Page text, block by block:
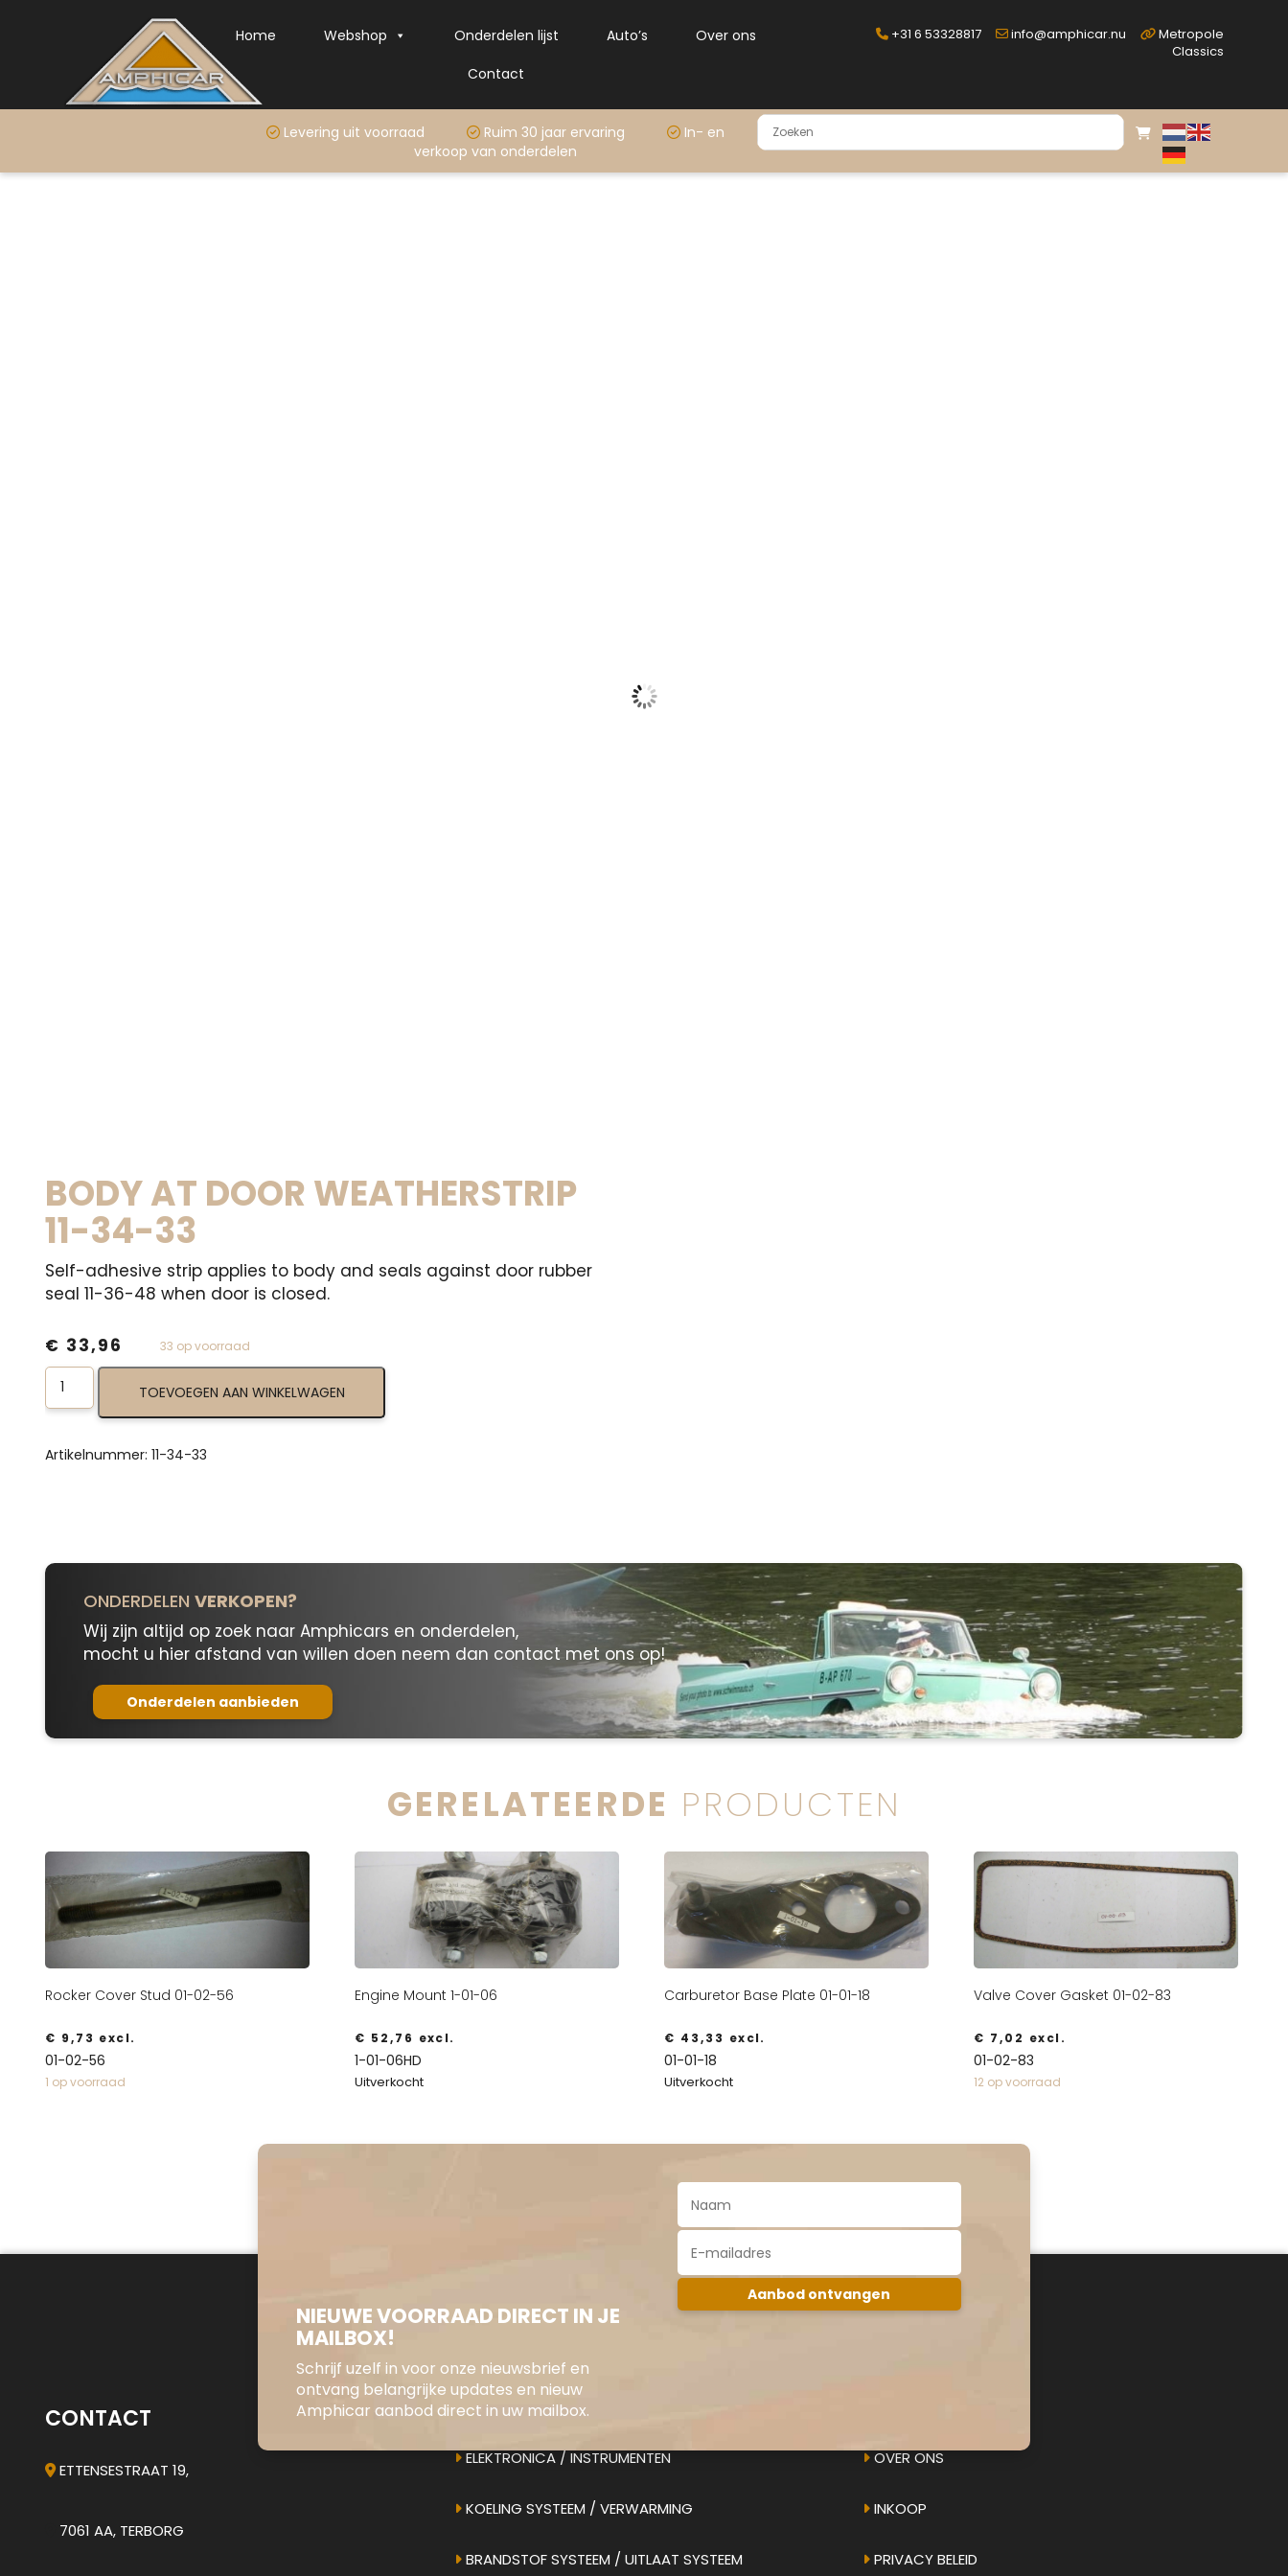
Home Webshop Onderdelen lijst Auto’s
Over ons
Contact
+31 6 53328817 info@amphicar.nu
Metropole
Classics
Levering uit voorraad Ruim 30 jaar ervaring
In- en
verkoop van onderdelen
BODY AT DOOR WEATHERSTRIP
11-34-33
Self-adhesive strip applies to body and seals against door rubber
seal 11-36-48 when door is closed.
33 op voorraad
€ 33,96
Body
Door
11-
TOEVOEGEN AAN WINKELWAGEN
Artikelnummer: 11-34-33
ONDERDELEN VERKOPEN?
Wij zijn altijd op zoek naar Amphicars en onderdelen,
mocht u hier afstand van willen doen neem dan contact met ons op!
Onderdelen aanbieden
GERELATEERDE PRODUCTEN
Rocker Cover Stud 01-02-56
€ 9,73 excl.
01-02-56
1 op voorraad
Engine Mount 1-01-06
€ 52,76 excl.
1-01-06HD
Uitverkocht
Carburetor Base Plate 01-01-18
€ 43,33 excl.
01-01-18
Uitverkocht
Valve Cover Gasket 01-02-83
€ 7,02 excl.
01-02-83
12 op voorraad
NIEUWE VOORRAAD DIRECT IN JE
MAILBOX!
Schrijf uzelf in voor onze nieuwsbrief en
ontvang belangrijke updates en nieuw
Amphicar aanbod direct in uw mailbox.
CONTACT
ETTENSESTRAAT 19,
7061 AA, TERBORG
ONS AANBOD
ELEKTRONICA / INSTRUMENTEN
KOELING SYSTEEM / VERWARMING
BRANDSTOF SYSTEEM / UITLAAT SYSTEEM
OVER ONS
INKOOP
PRIVACY BELEID